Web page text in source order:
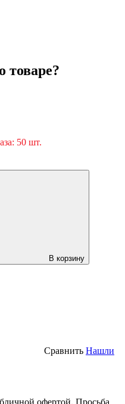
товаре?
50 шт.
В корзину
Сравнить Нашли
офертой. Просьба